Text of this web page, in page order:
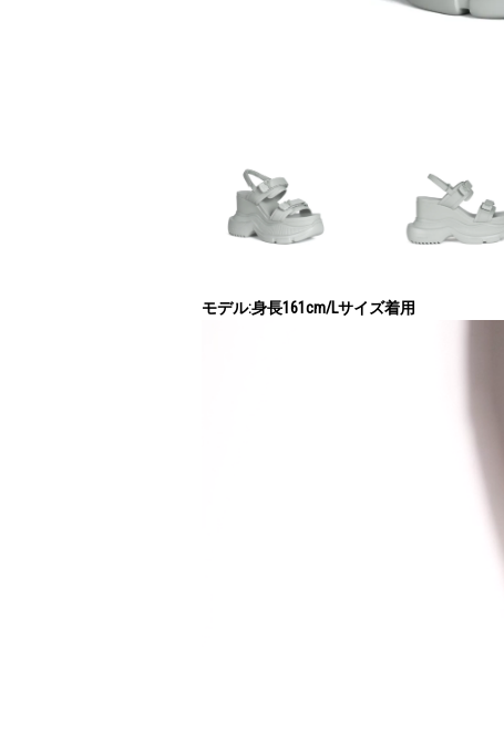
モデル:身長161cm/Lサイズ着用